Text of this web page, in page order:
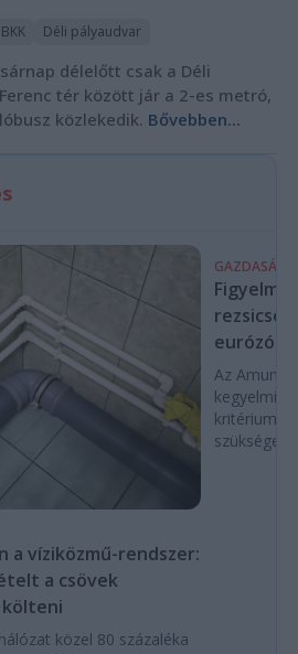
BKK Déli pályaudvar
délelőtt csak a Déli
tér között jár a 2-es metró,
közlekedik. Bővebben...
a víziközmű-rendszer:
a csövek
közel 80 százaléka
GAZDASÁG
Az Amundi
kegyelmi